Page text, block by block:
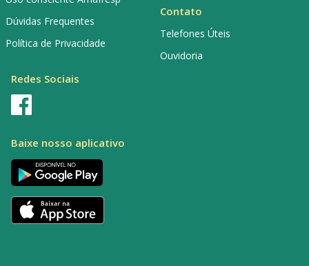
Dúvidas Frequentes
Política de Privacidade
Contato
Telefones Úteis
Ouvidoria
Redes Sociais
Baixe nosso aplicativo